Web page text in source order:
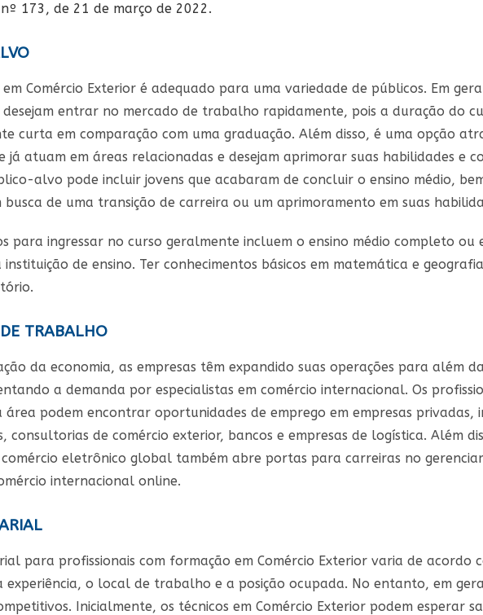
173, de 21 de março de 2022.
Comércio Exterior é adequado para uma variedade de públicos. Em
entrar no mercado de trabalho rapidamente, pois a duração do
curta em comparação com uma graduação. Além disso, é uma opção
já atuam em áreas relacionadas e desejam aprimorar suas habilidades e
alvo pode incluir jovens que acabaram de concluir o ensino médio,
busca de uma transição de carreira ou um aprimoramento em suas
para ingressar no curso geralmente incluem o ensino médio completo ou
de ensino. Ter conhecimentos básicos em matemática e
TRABALHO
da economia, as empresas têm expandido suas operações para além
a demanda por especialistas em comércio internacional. Os
área podem encontrar oportunidades de emprego em empresas privadas,
consultorias de comércio exterior, bancos e empresas de logística. Além
eletrônico global também abre portas para carreiras no
internacional online.
para profissionais com formação em Comércio Exterior varia de acordo
experiência, o local de trabalho e a posição ocupada. No entanto, em
Inicialmente, os técnicos em Comércio Exterior podem esperar